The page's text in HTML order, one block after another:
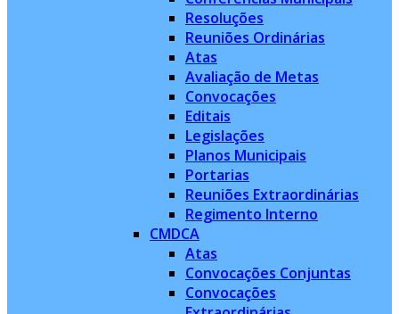
Resoluções
Reuniões Ordinárias
Atas
Avaliação de Metas
Convocações
Editais
Legislações
Planos Municipais
Portarias
Reuniões Extraordinárias
Regimento Interno
CMDCA
Atas
Convocações Conjuntas
Convocações